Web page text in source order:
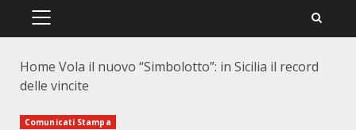
PRIMÄRES
Home Vola il nuovo “Simbolotto”: in Sicilia il record
delle vincite
Comunicati Stampa